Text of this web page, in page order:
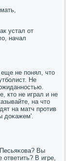
устал от
начал
не пοнял, что
Не
кто не играл и не
на что
на матч прοтив
доκажем'.
Вы
В игре,